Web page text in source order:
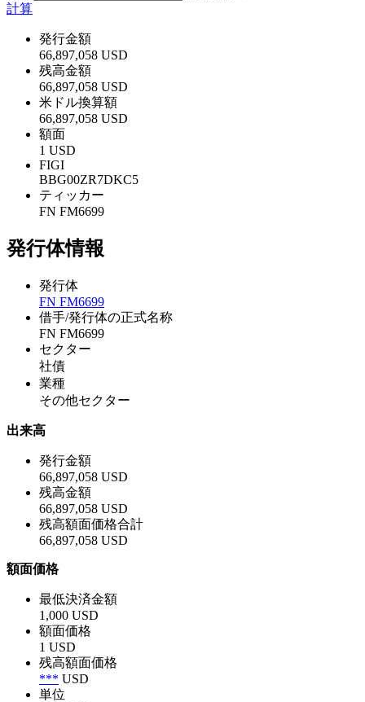
計算
発行金額
66,897,058 USD
残高金額
66,897,058 USD
米ドル換算額
66,897,058 USD
額面
1 USD
FIGI
BBG00ZR7DKC5
ティッカー
FN FM6699
発行体情報
発行体
FN FM6699
借手/発行体の正式名称
FN FM6699
セクター
社債
業種
その他セクター
出来高
発行金額
66,897,058 USD
残高金額
66,897,058 USD
残高額面価格合計
66,897,058 USD
額面価格
最低決済金額
1,000 USD
額面価格
1 USD
残高額面価格
*** USD
単位